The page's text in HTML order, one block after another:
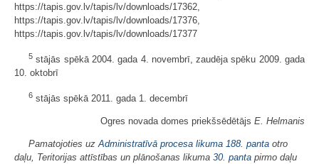
https://tapis.gov.lv/tapis/lv/downloads/17362,
https://tapis.gov.lv/tapis/lv/downloads/17376,
https://tapis.gov.lv/tapis/lv/downloads/17377
5 stājās spēkā 2004. gada 4. novembrī, zaudēja spēku 2009. gada
10. oktobrī
6 stājās spēkā 2011. gada 1. decembrī
Ogres novada domes priekšsēdētājs E. Helmanis
Pamatojoties uzAdministratīvā procesa likuma 188. panta otro
daļu, Teritorijas attīstības un plānošanas likuma 30. panta pirmo daļu